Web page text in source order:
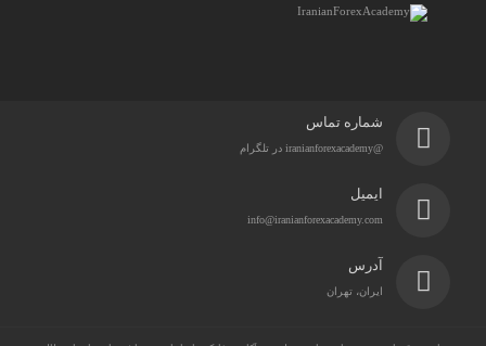
شماره تماس
@iranianforexacademy در تلگرام
ایمیل
info@iranianforexacademy.com
آدرس
ایران، تهران